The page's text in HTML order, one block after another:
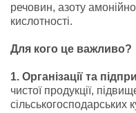
речовин, азоту
кислотності.
Для кого це важливо?
1. Організації та
чистої продукції,
сільськогосподарських